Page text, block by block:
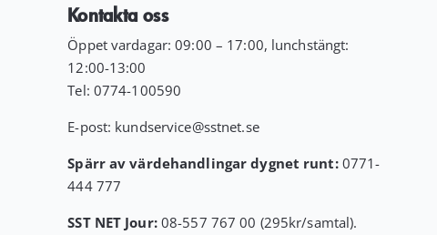
Kontakta oss
Öppet vardagar: 09:00 – 17:00, lunchstängt:
12:00-13:00
Tel: 0774-100590
E-post: kundservice@sstnet.se
Spärr av värdehandlingar dygnet runt:0771-
444 777
SST NET Jour: 08-557 767 00 (295kr/samtal).